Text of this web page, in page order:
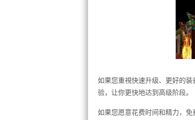
如果您重視快速升级、更好的
验，让你更快地达到高级阶段。
如果您愿意花费时间和精力，